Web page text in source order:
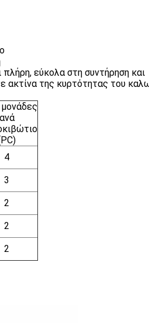
εύκολα στη συντήρηση και
της κυρτότητας του
ανά
4
3
2
2
2